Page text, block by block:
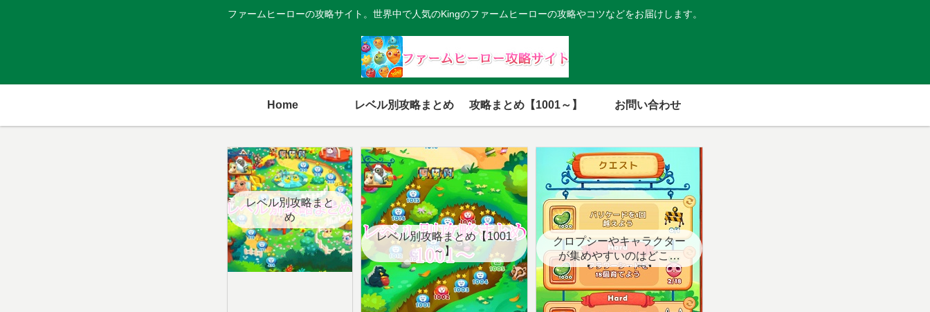
ファームヒーローの攻略サイト。世界中で人気のKingのファームヒーローの攻略やコツなどをお届けします。
Home レベル別攻略まとめ 攻略まとめ【1001～】 お問い合わせ
レベル別攻略まと
め
レベル別攻略まとめ【1001
～】
クロプシーやキャラクター
が集めやすいのはどこ？
【クエスト用】